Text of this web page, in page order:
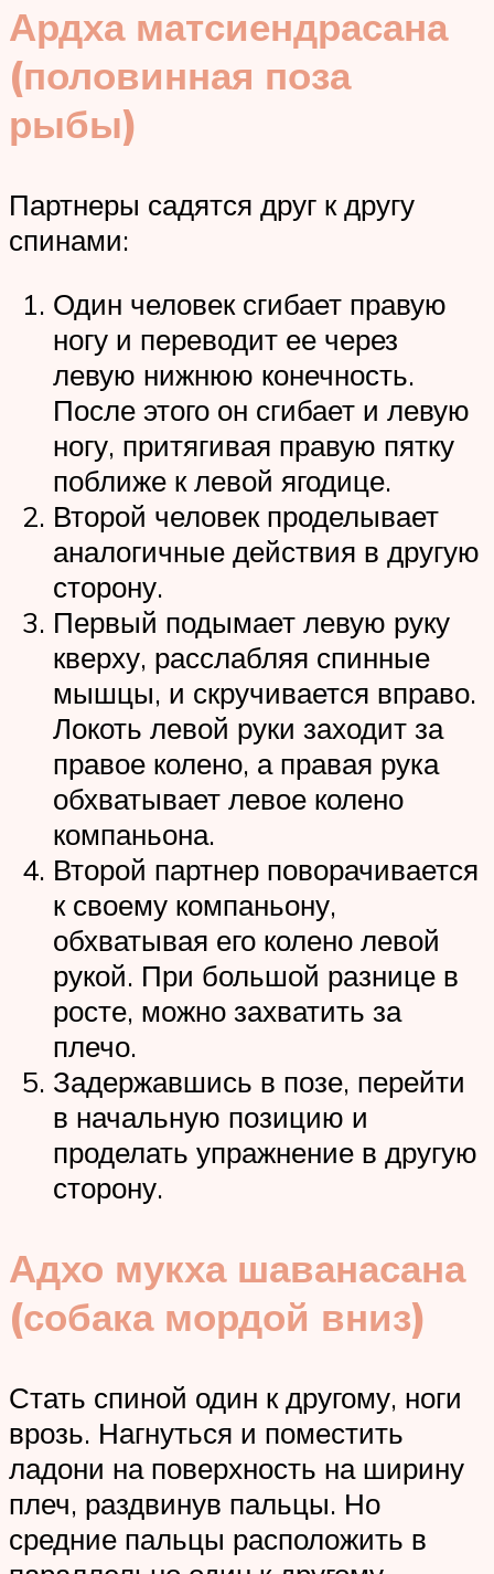
Ардха матсиендрасана
(половинная поза
рыбы)
Партнеры садятся друг к другу
спинами:
Один человек сгибает правую
ногу и переводит ее через
левую нижнюю конечность.
После этого он сгибает и левую
ногу, притягивая правую пятку
поближе к левой ягодице.
Второй человек проделывает
аналогичные действия в другую
сторону.
Первый подымает левую руку
кверху, расслабляя спинные
мышцы, и скручивается вправо.
Локоть левой руки заходит за
правое колено, а правая рука
обхватывает левое колено
компаньона.
Второй партнер поворачивается
к своему компаньону,
обхватывая его колено левой
рукой. При большой разнице в
росте, можно захватить за
плечо.
Задержавшись в позе, перейти
в начальную позицию и
проделать упражнение в другую
сторону.
Адхо мукха шаванасана
(собака мордой вниз)
Стать спиной один к другому, ноги
врозь. Нагнуться и поместить
ладони на поверхность на ширину
плеч, раздвинув пальцы. Но
средние пальцы расположить в